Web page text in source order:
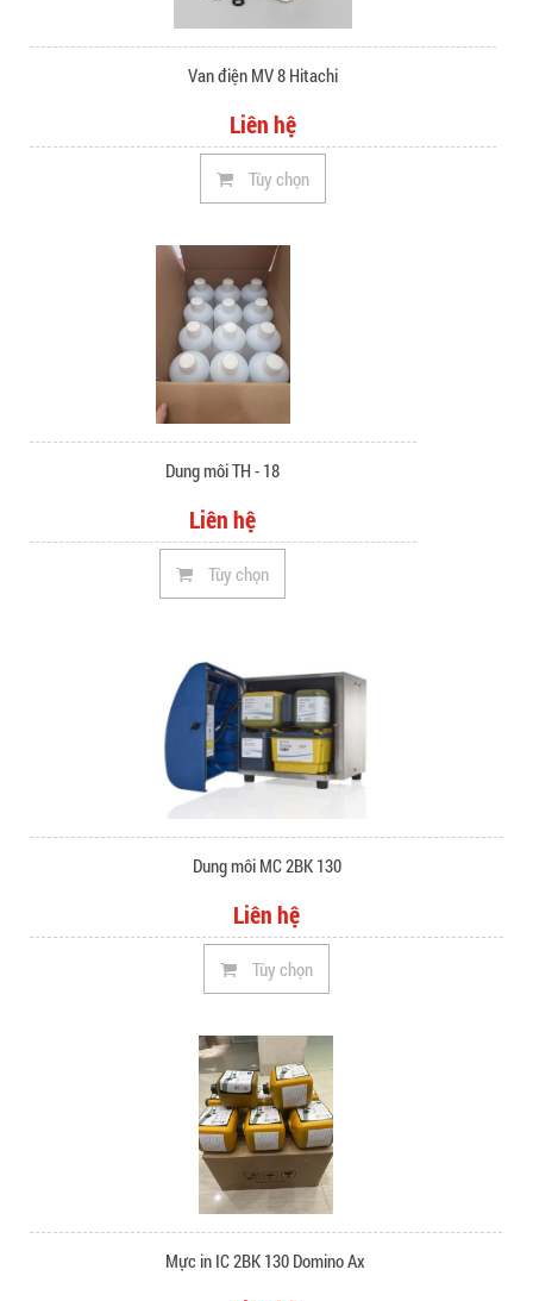
Van điện MV 8 Hitachi
Liên hệ
Tùy chọn
Dung môi TH - 18
Liên hệ
Tùy chọn
Dung môi MC 2BK 130
Liên hệ
Tùy chọn
Mực in IC 2BK 130 Domino Ax